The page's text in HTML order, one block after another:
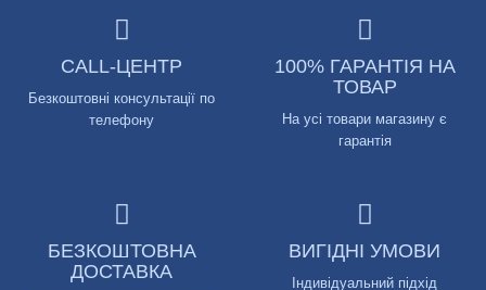
CALL-ЦЕНТР
Безкоштовні консультації по
телефону
100% ГАРАНТІЯ НА
ТОВАР
На усі товари магазину є
гарантія
БЕЗКОШТОВНА
ДОСТАВКА
ВИГІДНІ УМОВИ
Індивідуальний підхід